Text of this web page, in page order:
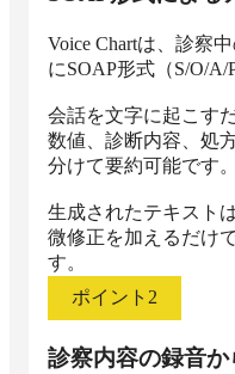
Voice Chartは、診察
にSOAP形式（S/O/A/
会話を文字に起こす
数値、診断内容、処
分けて要約可能です。
生成されたテキスト
微修正を加えるだけ
す。
ポイント 2
診察内容の録音